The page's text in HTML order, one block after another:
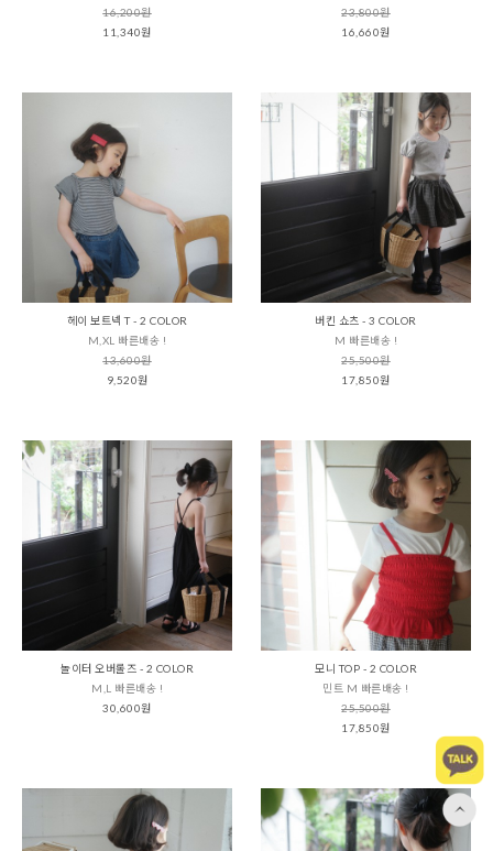
16,200원
11,340원
23,800원
16,660원
헤이 보트넥 T - 2 COLOR
M,XL 빠른배송 !
13,600원
9,520원
버킨 쇼츠 - 3 COLOR
M 빠른배송 !
25,500원
17,850원
놀이터 오버롤즈 - 2 COLOR
M,L 빠른배송 !
30,600원
모니 TOP - 2 COLOR
민트 M 빠른배송 !
25,500원
17,850원